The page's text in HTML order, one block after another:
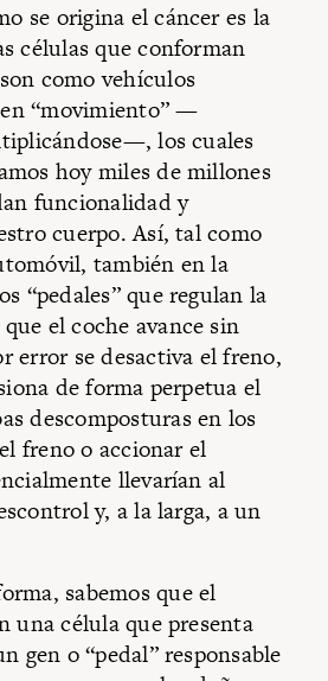
se origina el cáncer es la
células que conforman
como vehículos
“movimiento” —
los cuales
hoy miles de millones
funcionalidad y
cuerpo. Así, tal como
también en la
“pedales” que regulan la
el coche avance sin
error se desactiva el freno,
de forma perpetua el
descomposturas en los
freno o accionar el
llevarían al
y, a la larga, a un
sabemos que el
una célula que presenta
gen o “pedal” responsable